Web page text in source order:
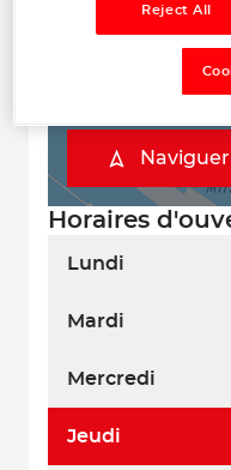
Horaires
Lundi
Mardi
Mercredi
Jeudi
Naviguer
Reject All